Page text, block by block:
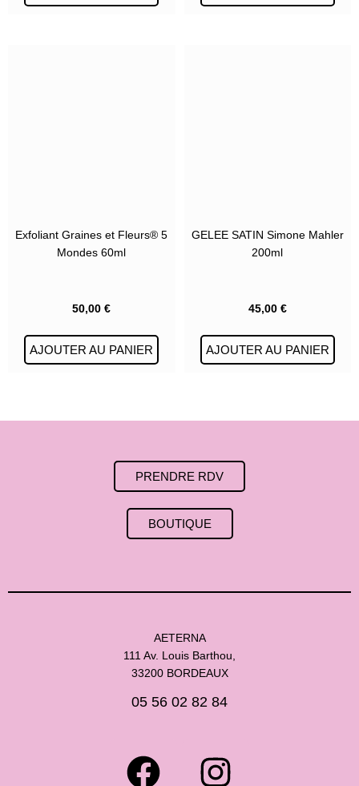
Exfoliant Graines et Fleurs® 5
Mondes 60ml
50,00€
AJOUTER AU PANIER
GELEE SATIN Simone Mahler
200ml
45,00 €
AJOUTER AU PANIER
PRENDRE RDV
BOUTIQUE
AETERNA
111 Av. Louis Barthou,
33200 BORDEAUX
05 56 02 82 84